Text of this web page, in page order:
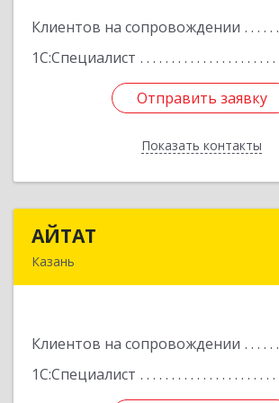
Клиентов на сопровождении
1С:Специалист
Отправить заявку
Показать контакты
Отправить заявку
Назад
АЙТАТ
Казань
Клиентов на сопровождении
1С:Специалист